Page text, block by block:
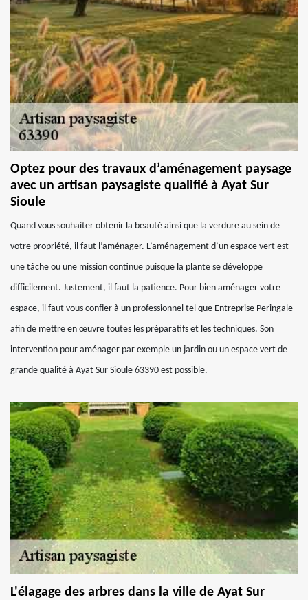
Optez pour des travaux d’aménagement paysage
avec un artisan paysagiste qualifié à Ayat Sur
Sioule
Quand vous souhaiter obtenir la beauté ainsi que la verdure au sein de
votre propriété, il faut l’aménager. L’aménagement d’un espace vert est
une tâche ou une mission continue puisque la plante se développe
difficilement. Justement, il faut la patience. Pour bien aménager votre
espace, il faut vous confier à un professionnel tel que Entreprise Peringale
afin de mettre en œuvre toutes les préparatifs et les techniques. Son
intervention pour aménager par exemple un jardin ou un espace vert de
grande qualité à Ayat Sur Sioule 63390 est possible.
L'élagage des arbres dans la ville de Ayat Sur